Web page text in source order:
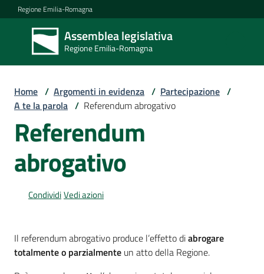
Vai al contenuto
Vai alla navigazione
Vai al footer
Regione Emilia-Romagna
Assemblea legislativa
Regione Emilia-Romagna
Assemblea
legislativa
Regione Emilia-
Assemblea
Attività
Home / Argomenti in evidenza / Partecipazione /
A te la parola / Referendum abrogativo
Referendum
abrogativo
CondividiVedi azioni
Il referendum abrogativo produce l’effetto diabrogare
totalmente o parzialmente un atto della Regione.